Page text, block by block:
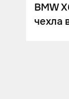
BMW
чехла